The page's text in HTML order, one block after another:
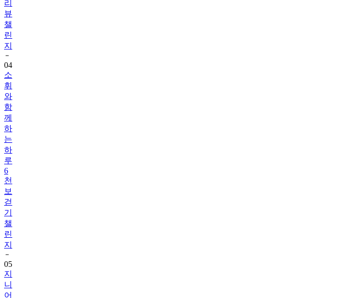
챌
린
지
04
소
휘
와
함
께
하
는
하
루
6
천
보
걷
기
챌
린
지
05
지
니
어
트